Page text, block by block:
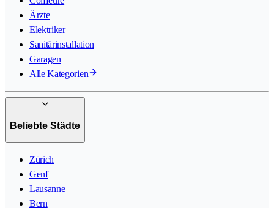
Ärzte
Elektriker
Sanitärinstallation
Garagen
Alle Kategorien
Beliebte Städte
Zürich
Genf
Lausanne
Bern